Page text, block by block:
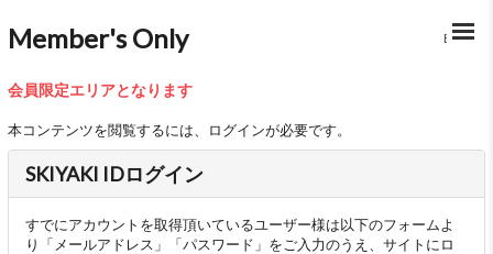
Member's Only BACK
会員限定エリアとなります
本コンテンツを閲覧するには、ログインが必要です。
SKIYAKI IDログイン
すでにアカウントを取得頂いているユーザー様は以下のフォームよ
り「メールアドレス」「パスワード」をご入力のうえ、サイトにロ